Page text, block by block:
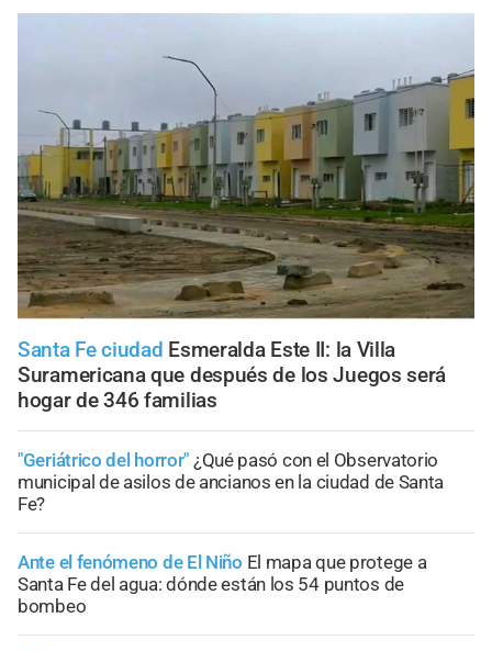
Santa Fe ciudad Esmeralda Este II: la Villa
Suramericana que después de los Juegos será
hogar de 346 familias
"Geriátrico del horror" ¿Qué pasó con el Observatorio
municipal de asilos de ancianos en la ciudad de Santa
Fe?
Ante el fenómeno de El Niño El mapa que protege a
Santa Fe del agua: dónde están los 54 puntos de
bombeo